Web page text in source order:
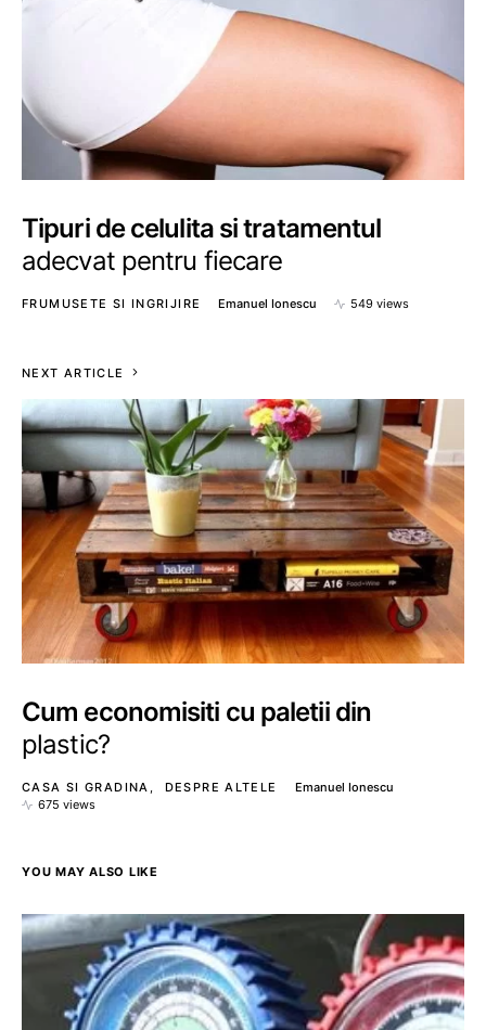
Tipuri de celulita si tratamentul
adecvat pentru fiecare
FRUMUSETE SI INGRIJIRE Emanuel Ionescu 549 views
NEXT ARTICLE
Cum economisiti cu paletii din
plastic?
CASA SI GRADINA DESPRE ALTELE
Emanuel Ionescu
675 views
YOU MAY ALSO LIKE